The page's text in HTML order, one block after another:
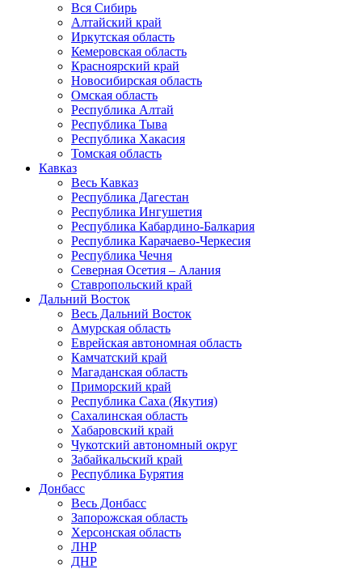
Вся Сибирь
Алтайский край
Иркутская область
Кемеровская область
Красноярский край
Новосибирская область
Омская область
Республика Алтай
Республика Тыва
Республика Хакасия
Томская область
Кавказ
Весь Кавказ
Республика Дагестан
Республика Ингушетия
Республика Кабардино-Балкария
Республика Карачаево-Черкесия
Республика Чечня
Северная Осетия – Алания
Ставропольский край
Дальний Восток
Весь Дальний Восток
Амурская область
Еврейская автономная область
Камчатский край
Магаданская область
Приморский край
Республика Саха (Якутия)
Сахалинская область
Хабаровский край
Чукотский автономный округ
Забайкальский край
Республика Бурятия
Донбасс
Весь Донбасс
Запорожская область
Херсонская область
ЛНР
ДНР